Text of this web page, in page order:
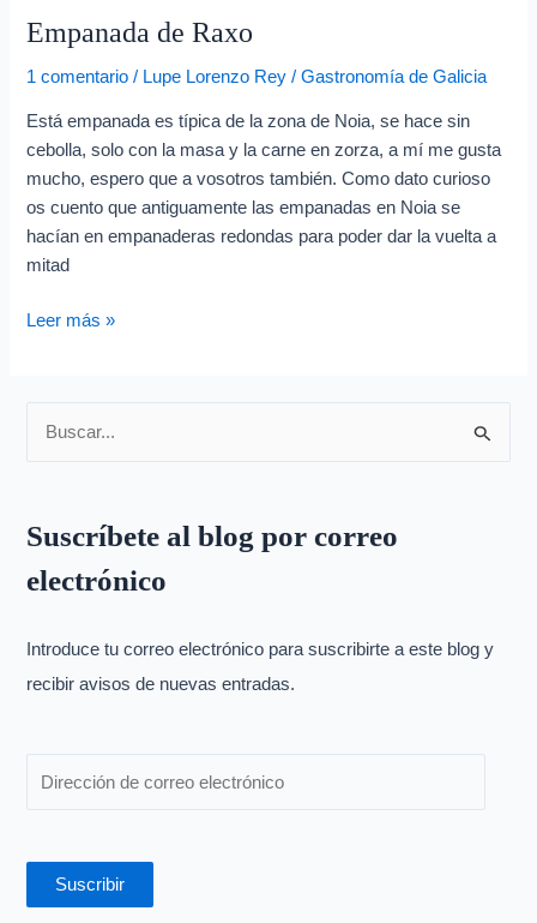
Empanada de Raxo
1 comentario / Lupe Lorenzo Rey /Gastronomía de Galicia
Está empanada es típica de la zona de Noia, se hace sin
cebolla, solo con la masa y la carne en zorza, a mí me gusta
mucho, espero que a vosotros también. Como dato curioso
os cuento que antiguamente las empanadas en Noia se
hacían en empanaderas redondas para poder dar la vuelta a
mitad
Leer más »
c
a
p
o
Suscríbete al blog por correo
electrónico
Introduce tu correo electrónico para suscribirte a este blog y
recibir avisos de nuevas entradas.
Suscribir